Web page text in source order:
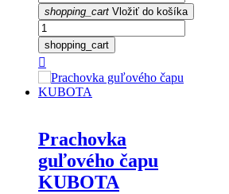
shopping_cart Vložiť do košíka
shopping_cart

Prachovka
guľového čapu
KUBOTA